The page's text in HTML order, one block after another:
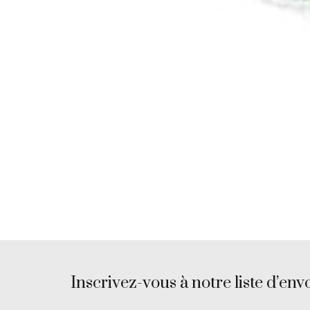
Inscrivez-vous à notre liste